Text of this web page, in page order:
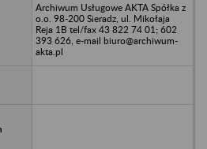
Archiwum Usługowe AKTA Spółka z
o.o. 98-200 Sieradz, ul. Mikołaja
Reja 1B tel/fax 43 822 74 01; 602
393 626, e-mail biuro@archiwum-
akta.pl